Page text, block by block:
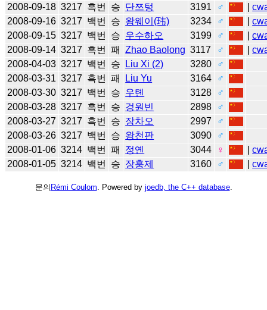
2008-09-18 3217 흑번 승 단쯔텅 3191 ♂ |
2008-09-16 3217 백번 승 왕웨이(玮) 3234 ♂ |
2008-09-15 3217 백번 승 우수하오 3199 ♂ |
2008-09-14 3217 흑번 패 Zhao Baolong 3117 ♂ |
2008-04-03 3217 백번 승 Liu Xi (2) 3280
♂
2008-03-31 3217 흑번 패 Liu Yu 3164
♂
2008-03-30 3217 백번 승 우톈 3128
♂
2008-03-28 3217 흑번 승 겅원빈 2898
♂
2008-03-27 3217 흑번 승 장차오 2997
♂
2008-03-26 3217 백번 승 왕천판 3090
♂
2008-01-06 3214 백번 패 정옌 3044 ♀ |
2008-01-05 3214 백번 승 장훙제 3160 ♂ |
문의 Rémi Coulom . Powered by joedb, the C++ database.